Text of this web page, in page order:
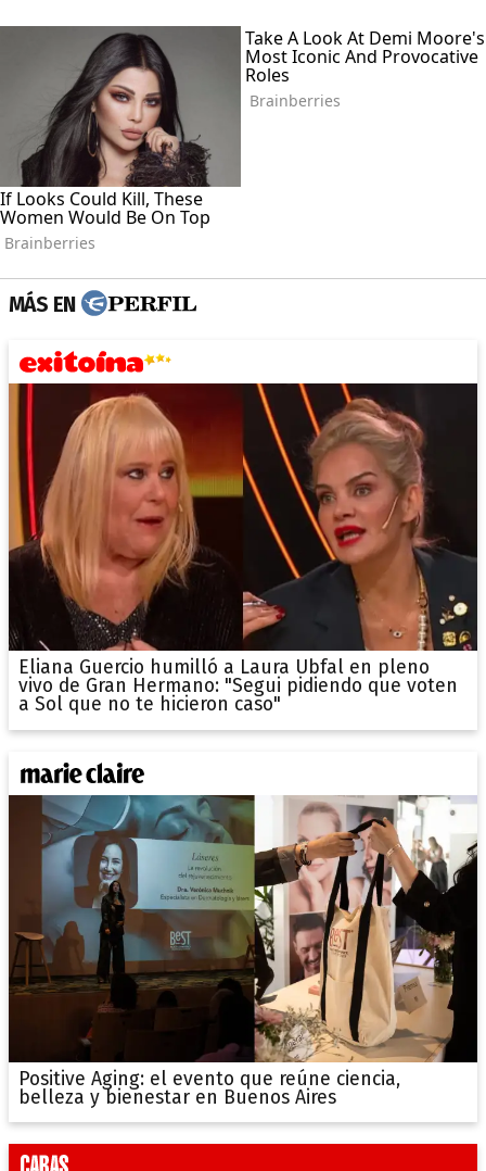
MÁS EN
Eliana Guercio humilló a Laura Ubfal en pleno
vivo de Gran Hermano: "Segui pidiendo que voten
a Sol que no te hicieron caso"
Positive Aging: el evento que reúne ciencia,
belleza y bienestar en Buenos Aires